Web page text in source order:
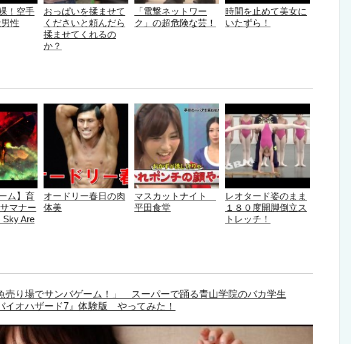
！空手
性
おっぱいを揉ませて
くださいと頼んだら
揉ませてくれるの
か？
「電撃ネットワー
ク」の超危険な芸！
時間を止めて美女に
いたずら！
ム】育
マナー
Sky Are
オードリー春日の肉
体美
マスカットナイト
平田食堂
レオタード姿のまま
１８０度開脚倒立ス
トレッチ！
売り場でサンバゲーム！」 スーパーで踊る青山学院のバカ学生
イオハザード7』体験版 やってみた！